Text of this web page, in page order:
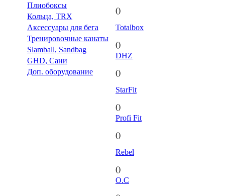
Плиобоксы
Кольца, TRX
Аксессуары для бега
Тренировочные канаты
Slamball, Sandbag
GHD, Сани
Доп. оборудование
()
Totalbox
()
DHZ
()
StarFit
()
Profi Fit
()
Rebel
()
O.C